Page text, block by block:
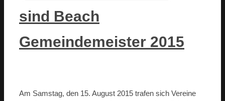
sind Beach
Gemeindemeister 2015
Am Samstag, den 15. August 2015 trafen sich Vereine